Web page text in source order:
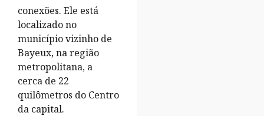
conexões. Ele está
localizado no
município vizinho de
Bayeux, na região
metropolitana, a
cerca de 22
quilômetros do Centro
da capital.